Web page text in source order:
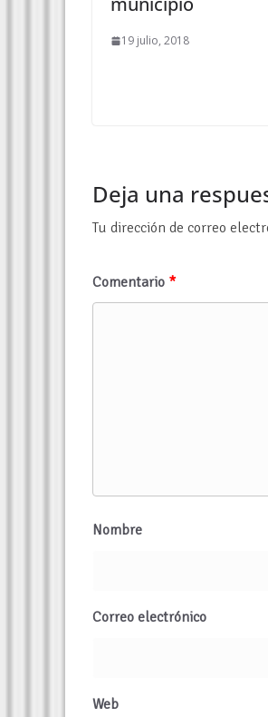
19 julio, 2018
Deja una
Tu dirección de correo
Comentario *
Nombre
Correo electrónico
Web